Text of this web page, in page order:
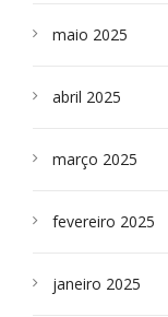
maio 2025
abril 2025
março 2025
fevereiro 2025
janeiro 2025